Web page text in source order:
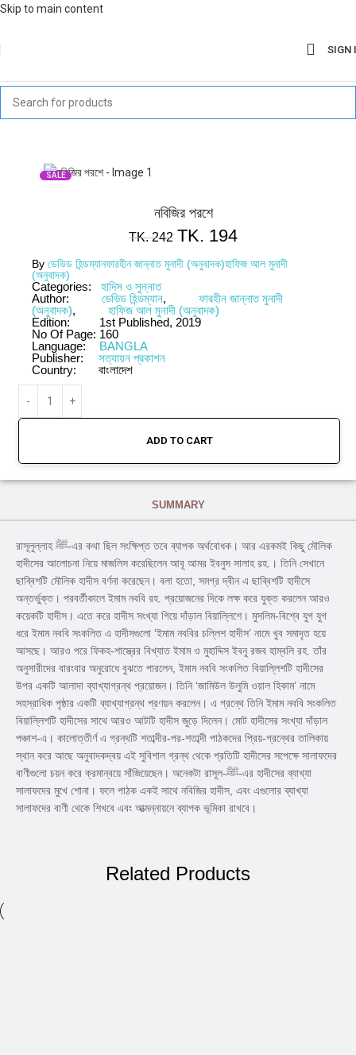
Skip to main content
SIGN
SALE
নবিজির পরশে
TK.242 TK. 194
By ডেভিড হিন্ডম্যানফারহীন জান্নাত মুনাদী (অনুবাদক)হাফিজ আল মুনাদী
(অনুবাদক)
Categories:
হাদিস ও সুন্নাত
Author:
ডেভিড হিন্ডম্যান,
ফারহীন জান্নাত মুনাদী
(অনুবাদক),
হাফিজ আল মুনাদী (অনুবাদক)
Edition:
1st Published, 2019
No Of Page: 160
Language:
BANGLA
Publisher:
সত্যায়ন প্রকাশন
Country:
বাংলাদেশ
ADD TO CART
SUMMARY
রাসূলুল্লাহ ﷺ-এর কথা ছিল সংক্ষিপ্ত তবে ব্যাপক অর্থবোধক। আর এরকমই কিছু মৌলিক
হাদীসের আলোচনা নিয়ে মাজলিস করেছিলেন আবূ আমর ইবনুস সালাহ রহ.। তিনি সেখানে
ছাব্বিশটি মৌলিক হাদীস বর্ণনা করেছেন। বলা হতো, সমগ্র দ্বীন এ ছাব্বিশটি হাদীসে
অন্তর্ভুক্ত। পরবর্তীকালে ইমাম নববি রহ. প্রয়োজনের দিকে লক্ষ করে যুক্ত করলেন আরও
কয়েকটি হাদীস। এতে করে হাদীস সংখ্যা গিয়ে দাঁড়াল বিয়াল্লিশে। মুসলিম-বিশ্বে যুগ যুগ
ধরে ইমাম নববি সংকলিত এ হাদীসগুলো ‘ইমাম নববির চল্লিশ হাদীস’ নামে খুব সমাদৃত হয়ে
আসছে। আরও পরে ফিকহ-শাস্ত্রের বিখ্যাত ইমাম ও মুহাদ্দিস ইবনু রজব হাম্বলি রহ. তাঁর
অনুসারীদের বারংবার অনুরোধে বুঝতে পারলেন, ইমাম নববি সংকলিত বিয়াল্লিশটি হাদীসের
উপর একটি আলাদা ব্যাখ্যাগ্রন্থ প্রয়োজন। তিনি ‘জামিউল উলুমি ওয়াল হিকাম’ নামে
সহস্রাধিক পৃষ্ঠার একটি ব্যাখ্যাগ্রন্থ প্রণয়ন করলেন। এ গ্রন্থে তিনি ইমাম নববি সংকলিত
বিয়াল্লিশটি হাদীসের সাথে আরও আটটি হাদীস জুড়ে দিলেন। মোট হাদীসের সংখ্যা দাঁড়াল
পঞ্চাশ-এ। কালোত্তীর্ণ এ গ্রন্থটি শতাব্দীর-পর-শতাব্দী পাঠকদের প্রিয়-গ্রন্থের তালিকায়
স্থান করে আছে অনুবাদকদ্বয় এই সুবিশাল গ্রন্থ থেকে প্রতিটি হাদীসের সপেক্ষে সালাফদের
বাণীগুলো চয়ন করে ক্রমান্বয়ে সাঁজিয়েছেন। অনেকটা রাসূল-ﷺ-এর হাদীসের ব্যাখ্যা
সালাফদের মুখে শোনা। ফলে পাঠক একই সাথে নবিজির হাদীস, এবং এগুলোর ব্যাখ্যা
সালাফদের বাণী থেকে শিখবে এবং আত্মন্নায়নে ব্যাপক ভূমিকা রাখবে।
Related Products